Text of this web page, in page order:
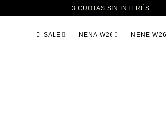
3 CUOTAS SIN INTERÉS
SALE NENA W26 NENE W26